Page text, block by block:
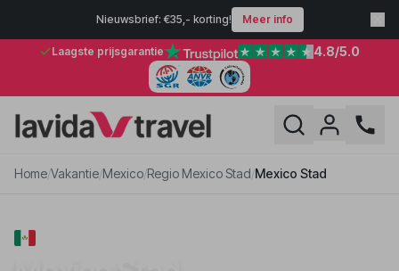
Nieuwsbrief: €35,- korting! Meer info
Laagste prijsgarantie 4.8/5.0
Home/Vakantie/Mexico/Regio Mexico Stad/Mexico Stad